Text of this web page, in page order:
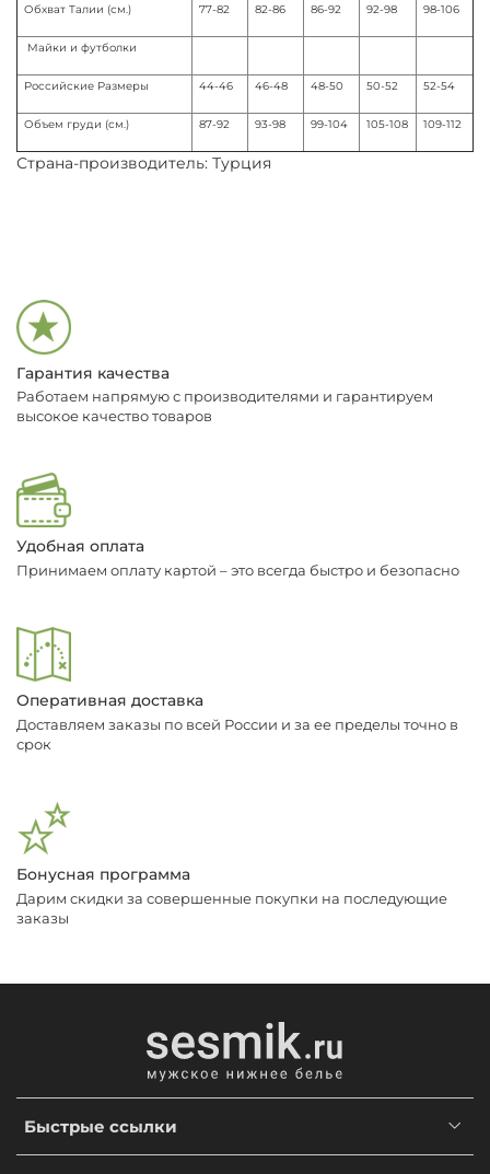
Обхват Талии (см.) 77-82 82-86 86-92 92-98 98-106
Майки и футболки
Российские Размеры 44-46 46-48 48-50 50-52 52-54
Объем груди (см.) 87-92 93-98 99-104 105-108 109-112
Страна-производитель: Турция
Гарантия качества
Работаем напрямую с производителями и гарантируем
высокое качество товаров
Удобная оплата
Принимаем оплату картой – это всегда быстро и безопасно
Оперативная доставка
Доставляем заказы по всей России и за ее пределы точно в
срок
Бонусная программа
Дарим скидки за совершенные покупки на последующие
заказы
Быстрые ссылки